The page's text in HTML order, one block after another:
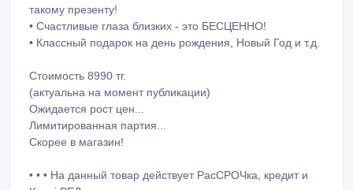
• Счастливые глаза близких - это БЕСЦЕННО!
• Классный подарок на день рождения, Новый Год и т.д.
(актуальна на момент публикации)
Ожидается рост цен...
Лимитированная партия...
Скорее в магазин!
Kaspi РЕД • • •